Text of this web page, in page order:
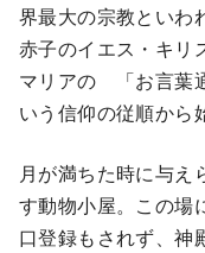
界最大の宗教といわ
赤子のイエス・キリ
マリアの 「お言葉
いう信仰の従順から
月が満ちた時に与え
す動物小屋。この場
口登録もされず、神